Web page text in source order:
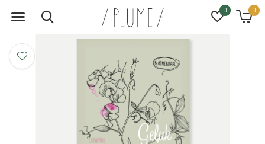
0 0